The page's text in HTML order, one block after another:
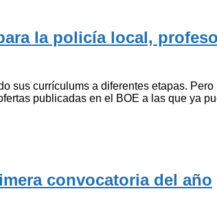
la policía local,
sus currículums a diferentes etapas.
publicadas en el BOE a las que ya
convocatoria del año